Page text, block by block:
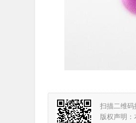
扫描二维码
版权声明：